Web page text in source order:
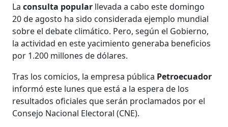
Laconsulta popular llevada a cabo este domingo
20 de agosto ha sido considerada ejemplo mundial
sobre el debate climático. Pero, según el Gobierno,
la actividad en este yacimiento generaba beneficios
por 1.200 millones de dólares.
Tras los comicios, la empresa pública Petroecuador
informó este lunes que está a la espera de los
resultados oficiales que serán proclamados por el
Consejo Nacional Electoral (CNE).